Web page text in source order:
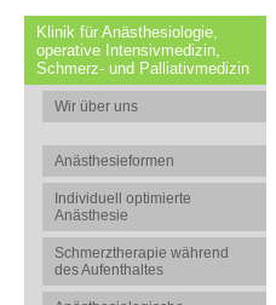
Klinik für Anästhesiologie,
operative Intensivmedizin,
Schmerz- und Palliativmedizin
Wir über uns
Anästhesieformen
Individuell optimierte
Anästhesie
Schmerztherapie während
des Aufenthaltes